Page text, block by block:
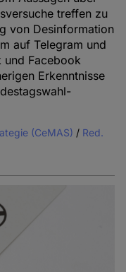
treffen zu
von Desinformation
auf Telegram und
und Facebook
Erkenntnisse
(CeMAS) / Red.